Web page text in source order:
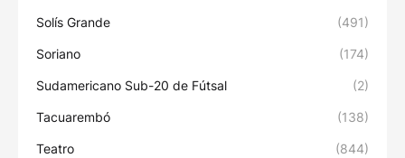
Solís Grande (491)
Soriano (174)
Sudamericano Sub-20 de Fútsal (2)
Tacuarembó (138)
Teatro (844)